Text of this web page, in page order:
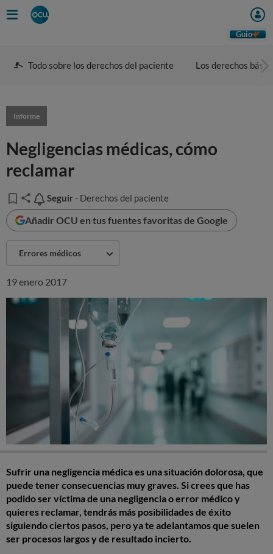
Guio
Todo sobre los derechos del paciente Los derechos
Informe
Negligencias médicas, cómo
reclamar
Seguir
Seguir - Derechos del paciente
Añadir OCU en tus fuentes favoritas de Google
Errores médicos
19 enero 2017
Sufrir una negligencia médica es una situación dolorosa, que
puede tener consecuencias muy graves. Si crees que has
podido ser víctima de una negligencia o error médico y
quieres reclamar, tendrás más posibilidades de éxito
siguiendo ciertos pasos, pero ya te adelantamos que suelen
ser procesos largos y de resultado incierto.